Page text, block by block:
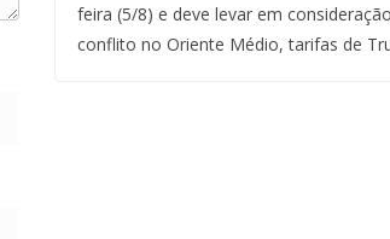
feira (5/8) e deve levar em consideração
conflito no Oriente Médio, tarifas de